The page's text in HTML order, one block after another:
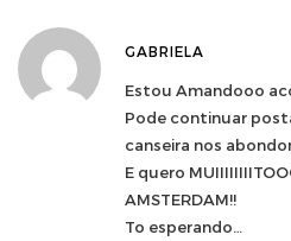
GABRIELA
Estou Amandooo
Pode continuar
canseira nos
E quero
AMSTERDAM!!
To esperando…